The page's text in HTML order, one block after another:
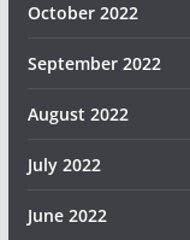
October 2022
September 2022
August 2022
July 2022
June 2022